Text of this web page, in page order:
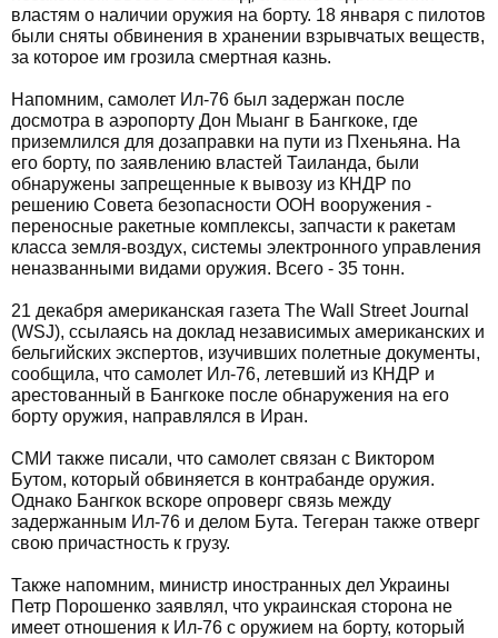
властям о наличии оружия на борту. 18 января с пилотов
были сняты обвинения в хранении взрывчатых веществ,
за которое им грозила смертная казнь.
Напомним, самолет Ил-76 был задержан после
досмотра в аэропорту Дон Мыанг в Бангкоке, где
приземлился для дозаправки на пути из Пхеньяна. На
его борту, по заявлению властей Таиланда, были
обнаружены запрещенные к вывозу из КНДР по
решению Совета безопасности ООН вооружения -
переносные ракетные комплексы, запчасти к ракетам
класса земля-воздух, системы электронного управления
неназванными видами оружия. Всего - 35 тонн.
21 декабря американская газета The Wall Street Journal
(WSJ), ссылаясь на доклад независимых американских и
бельгийских экспертов, изучивших полетные документы,
сообщила, что самолет Ил-76, летевший из КНДР и
арестованный в Бангкоке после обнаружения на его
борту оружия, направлялся в Иран.
СМИ также писали, что самолет связан с Виктором
Бутом, который обвиняется в контрабанде оружия.
Однако Бангкок вскоре опроверг связь между
задержанным Ил-76 и делом Бута. Тегеран также отверг
свою причастность к грузу.
Также напомним, министр иностранных дел Украины
Петр Порошенко заявлял, что украинская сторона не
имеет отношения к Ил-76 с оружием на борту, который